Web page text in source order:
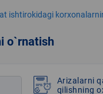
ishtirokidagi
o`rnatish
Arizalarni
qilishning